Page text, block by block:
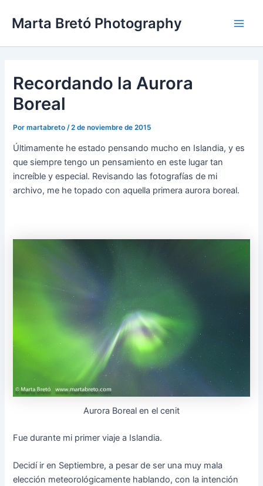
Marta Bretó Photography
Recordando la Aurora
Boreal
Pormartabreto /2 de noviembre de 2015
Últimamente he estado pensando mucho en Islandia, y es
que siempre tengo un pensamiento en este lugar tan
increíble y especial. Revisando las fotografías de mi
archivo, me he topado con aquella primera aurora boreal.
Aurora Boreal en el cenit
Fue durante mi primer viaje a Islandia.
Decidí ir en Septiembre, a pesar de ser una muy mala
elección meteorológicamente hablando, con la intención
de